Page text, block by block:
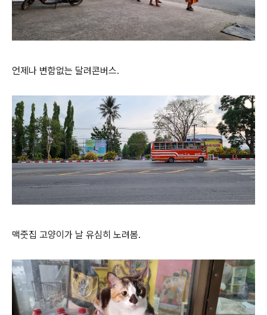
언제나 변함없는 달려콘버스.
맥줏집 고양이가 날 유심히 노려봄.